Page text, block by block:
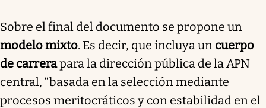
Sobre el final del documento se propone un
modelo mixto. Es decir, que incluya un cuerpo
de carrerapara la dirección pública de la APN
central, “basada en la selección mediante
procesos meritocráticos y con estabilidad en el